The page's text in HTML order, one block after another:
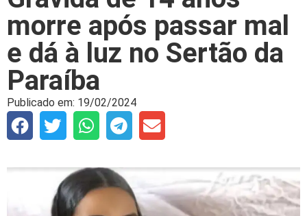
morre após passar mal
e dá à luz no Sertão da
Paraíba
Publicado em: 19/02/2024